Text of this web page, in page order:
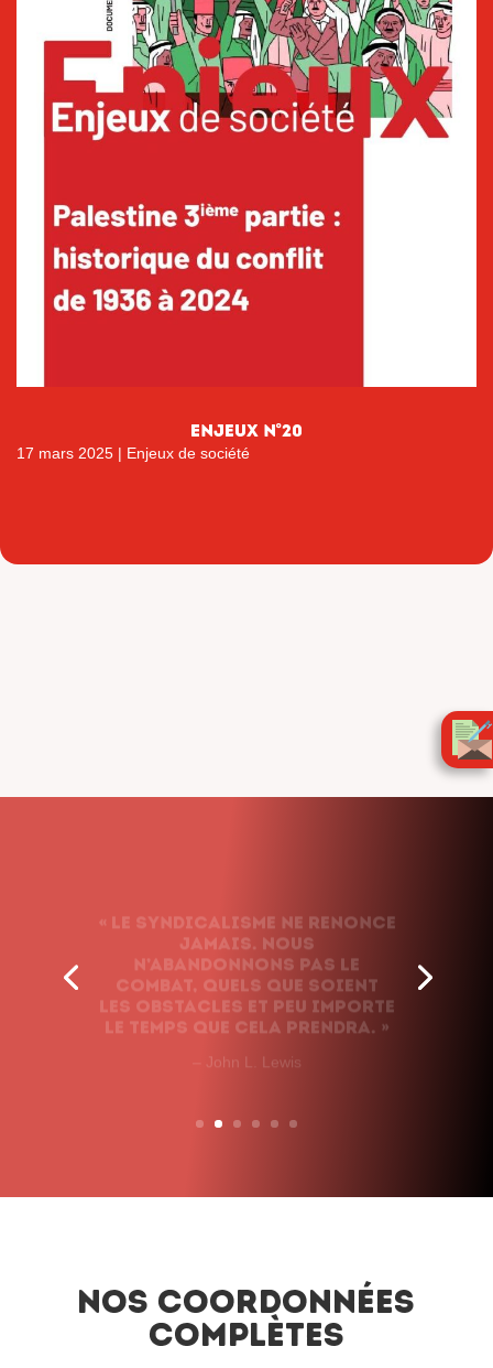
Enjeux n°20
17 mars 2025 | Enjeux de société
jamais. Nous
n’abandonnons pas le
combat, quels que soient
les obstacles et peu importe
le temps que cela prendra. »
Nos coordonnées
complètes